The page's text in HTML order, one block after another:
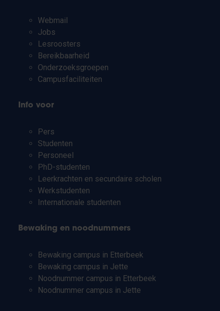
Webmail
Jobs
Lesroosters
Bereikbaarheid
Onderzoeksgroepen
Campusfaciliteiten
Info voor
Pers
Studenten
Personeel
PhD-studenten
Leerkrachten en secundaire scholen
Werkstudenten
Internationale studenten
Bewaking en noodnummers
Bewaking campus in Etterbeek
Bewaking campus in Jette
Noodnummer campus in Etterbeek
Noodnummer campus in Jette